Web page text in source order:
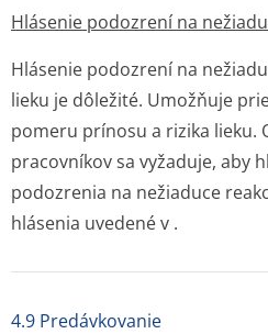
Hlásenie podozrení na
Hlásenie podozrení na
lieku je dôležité. Umožňuje
pomeru prínosu a rizika lieku.
pracovníkov sa vyžaduje, aby
podozrenia na nežiaduce
hlásenia uvedené v .
4.9 Predávkovanie